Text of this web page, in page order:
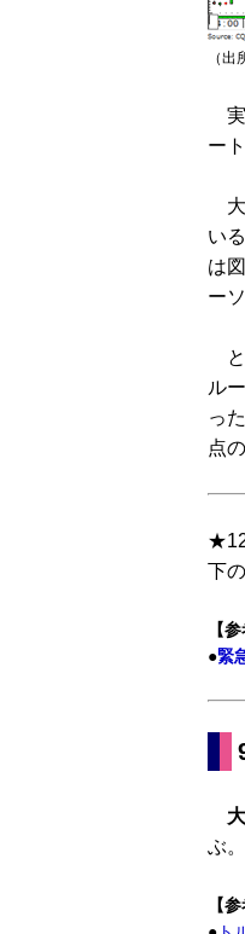
（出
実
ー
大
い
は
ー
と
ル
っ
点
★12
下
【
●緊
ぶ
【